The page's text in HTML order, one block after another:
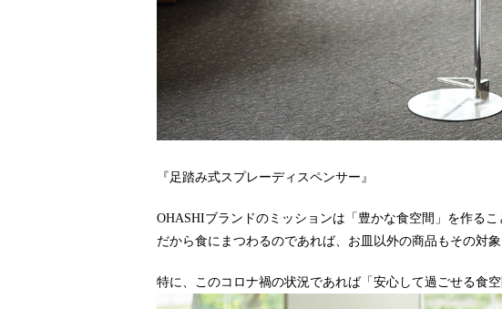
『足踏み式スプレーディスペンサー』
OHASHIブランドのミッションは「豊かな食空間」を作るこ
だから食にまつわるのであれば、お皿以外の商品もその対象
特に、このコロナ禍の状況であれば「安心して過ごせる食